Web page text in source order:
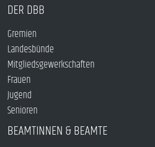
DER DBB
Gremien
Landesbünde
Mitgliedsgewerkschaften
Frauen
Jugend
Senioren
BEAMTINNEN & BEAMTE